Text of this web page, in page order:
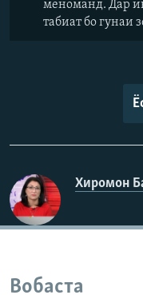
меноманд. Дар
табиат бо гунаи
Хиромон
Вобаста